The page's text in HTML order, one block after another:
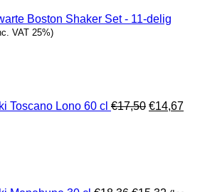
Boston Shaker Set - 11-delig
VAT 25%)
Toscano Lono 60 cl €17,50 €14,67